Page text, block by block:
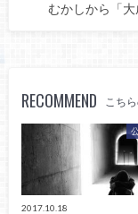
むかしから「大
RECOMMEND こち
2017.10.18